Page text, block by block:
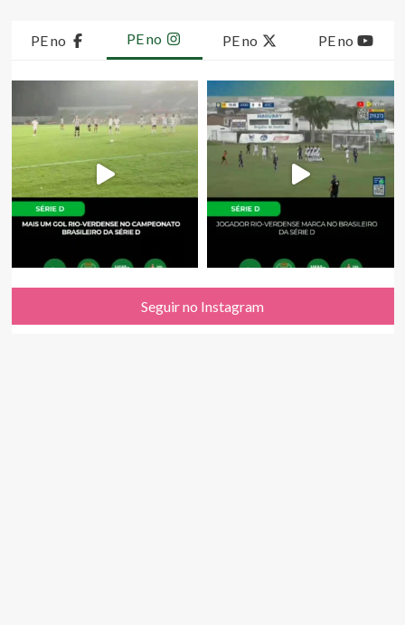
PE no PE no PE no PE no
Seguir no Instagram